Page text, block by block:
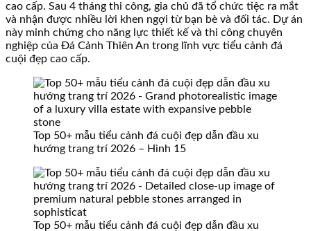
cao cấp. Sau 4 tháng thi công, gia chủ đã tổ chức tiệc ra mắt
và nhận được nhiều lời khen ngợi từ bạn bè và đối tác. Dự án
này minh chứng cho năng lực thiết kế và thi công chuyên
nghiệp của Đá Cảnh Thiên An trong lĩnh vực tiểu cảnh đá
cuội đẹp cao cấp.
Top 50+ mẫu tiểu cảnh đá cuội đẹp dẫn đầu xu
hướng trang trí 2026 – Hình 15
Top 50+ mẫu tiểu cảnh đá cuội đẹp dẫn đầu xu